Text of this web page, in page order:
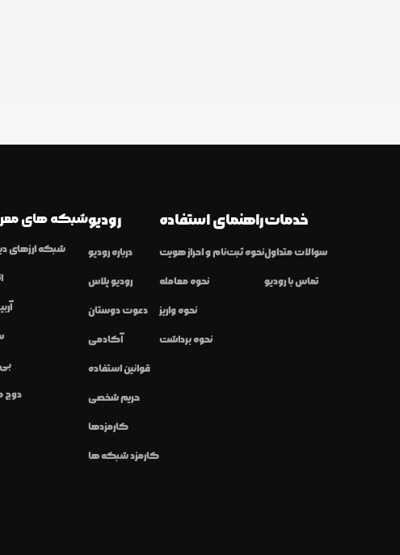
شبکه های
شبکه ارزهای
دوج
رودیو
درباره رودیو
رودیو پلاس
دعوت دوستان
آکادمی
قوانین استفاده
حریم شخصی
کارمزدها
کارمزد شبکه ها
راهنمای استفاده
نحوه ثبت‌نام و احراز هویت
نحوه معامله
نحوه واریز
نحوه برداشت
خدمات
سوالات متداول
تماس با رودیو